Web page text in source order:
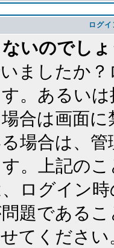
ログ
いのでし
ましたか
。あるい
場合は画面
場合は、
。上記の
ログイン
題である
てください